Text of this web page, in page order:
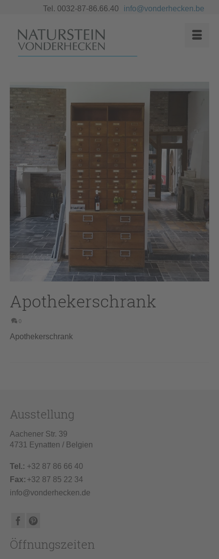
Tel. 0032-87-86.66.40 info@vonderhecken.be
Apothekerschrank
0
Apothekerschrank
Ausstellung
Aachener Str. 39
4731 Eynatten / Belgien
Tel.: +32 87 86 66 40
Fax: +32 87 85 22 34
info@vonderhecken.de
Öffnungszeiten